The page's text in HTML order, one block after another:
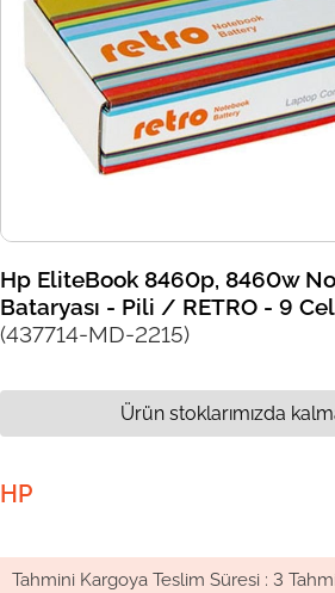
Hp EliteBook 8460p, 8460w
Bataryası - Pili / RETRO - 9
(437714-MD-2215)
HP
Tahmini Kargoya Teslim Süresi : 3
Ürün stoklarımızda